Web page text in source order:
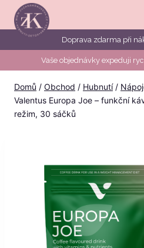
Přeskočit
obsah
Doprava zdarma při
Vaše objednávky expeduji
Domů / Obchod / Hubnutí /
Valentus Europa Joe – funkční
režim, 30 sáčků